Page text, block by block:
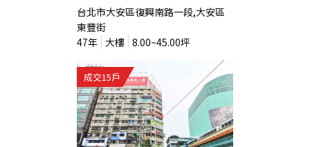
台北市大安區復興南路一段,大安區
東豐街
47年 大樓 8.00~45.00坪
成交15戶